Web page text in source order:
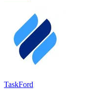
TaskFord